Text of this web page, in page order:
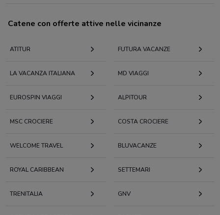
Catene con offerte attive nelle vicinanze
ATITUR FUTURA VACANZE
LA VACANZA ITALIANA MD VIAGGI
EUROSPIN VIAGGI ALPITOUR
MSC CROCIERE COSTA CROCIERE
WELCOME TRAVEL BLUVACANZE
ROYAL CARIBBEAN SETTEMARI
TRENITALIA GNV